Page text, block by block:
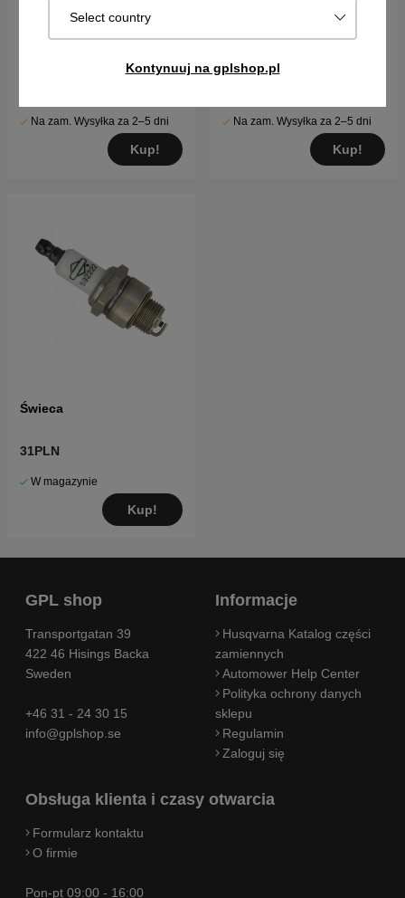
Select country
Kontynuuj na gplshop.pl
Na zam. Wysyłka za 2–5 dni
Kup!
15,5 KM Intek I/C
Na zam. Wysyłka za 2–5 dni
Kup!
Świeca
31PLN
W magazynie
Kup!
GPL shop
Transportgatan 39
422 46 Hisings Backa
Sweden
+46 31 - 24 30 15
info@gplshop.se
Informacje
Husqvarna Katalog części
zamiennych
Automower Help Center
Polityka ochrony danych
sklepu
Regulamin
Zaloguj się
Obsługa klienta i czasy otwarcia
Formularz kontaktu
O firmie
Pon-pt 09:00 - 16:00